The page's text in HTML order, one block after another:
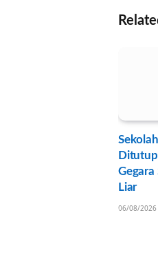
Liar
06/08/2026